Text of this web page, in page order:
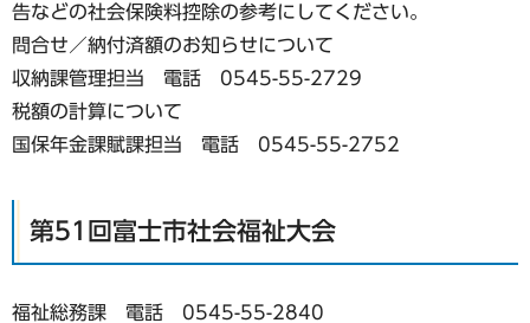
告などの社会保険料控除の参考にしてください。
問合せ／納付済額のお知らせについて
収納課管理担当 電話 0545-55-2729
税額の計算について
国保年金課賦課担当 電話 0545-55-2752
第51回富士市社会福祉大会
福祉総務課 電話 0545-55-2840